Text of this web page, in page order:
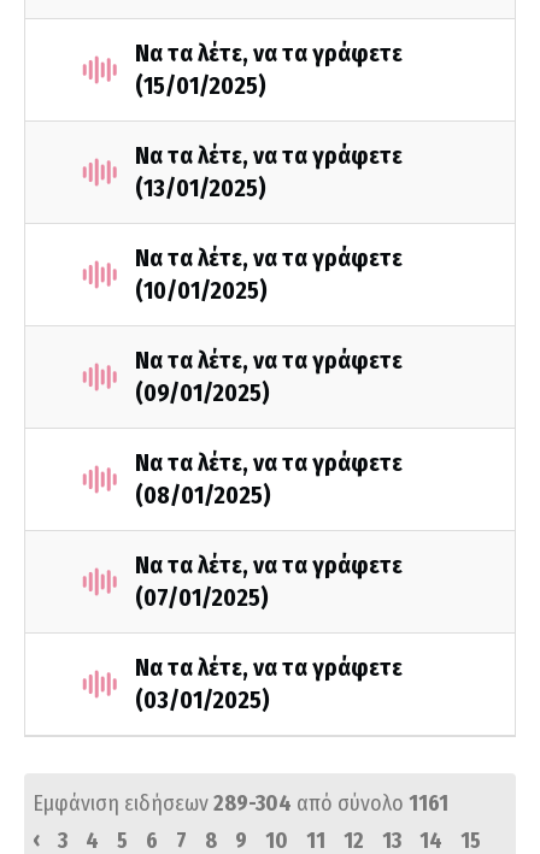
Να τα λέτε, να τα γράφετε
(15/01/2025)
Να τα λέτε, να τα γράφετε
(13/01/2025)
Να τα λέτε, να τα γράφετε
(10/01/2025)
Να τα λέτε, να τα γράφετε
(09/01/2025)
Να τα λέτε, να τα γράφετε
(08/01/2025)
Να τα λέτε, να τα γράφετε
(07/01/2025)
Να τα λέτε, να τα γράφετε
(03/01/2025)
Εμφάνιση ειδήσεων289-304 από σύνολο 1161
‹
3 4 5 6 7 8 9 10 11 12 13 14
15